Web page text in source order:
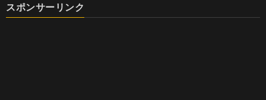
スポンサーリンク